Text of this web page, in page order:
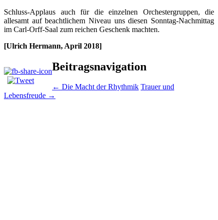
Schluss-Applaus auch für die einzelnen Orchestergruppen, die
allesamt auf beachtlichem Niveau uns diesen Sonntag-Nachmittag
im Carl-Orff-Saal zum reichen Geschenk machten.
[Ulrich Hermann, April 2018]
Beitragsnavigation
← Die Macht der Rhythmik Trauer und
Lebensfreude →